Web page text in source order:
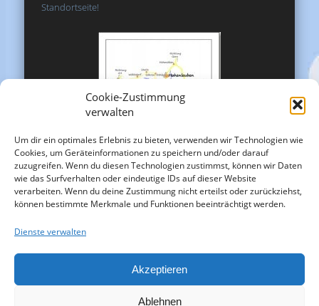
Cookie-Zustimmung
verwalten
Um dir ein optimales Erlebnis zu bieten, verwenden wir Technologien wie
Cookies, um Geräteinformationen zu speichern und/oder darauf
zuzugreifen. Wenn du diesen Technologien zustimmst, können wir Daten
wie das Surfverhalten oder eindeutige IDs auf dieser Website
verarbeiten. Wenn du deine Zustimmung nicht erteilst oder zurückziehst,
können bestimmte Merkmale und Funktionen beeinträchtigt werden.
Dienste verwalten
Akzeptieren
Ablehnen
Standortseite!